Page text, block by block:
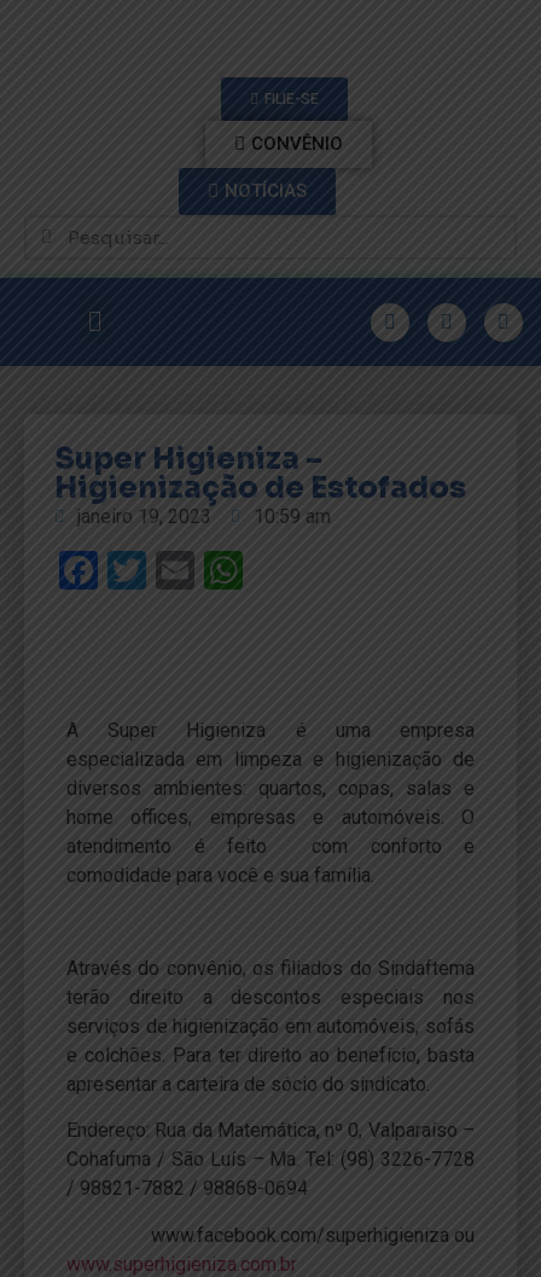
FILIE-SE
CONVÊNIO
NOTÍCIAS
Super Higieniza –
Higienização de Estofados
janeiro 19, 2023 10:59 am
Facebook
Twitter
Email
A Super Higieniza é uma empresa
especializada em limpeza e higienização de
diversos ambientes: quartos, copas, salas e
home offices, empresas e automóveis. O
atendimento é feito com conforto e
comodidade para você e sua família.
Através do convênio, os filiados do Sindaftema
terão direito a descontos especiais nos
serviços de higienização em automóveis, sofás
e colchões. Para ter direito ao benefício, basta
apresentar a carteira de sócio do sindicato.
Endereço: Rua da Matemática, nº 0, Valparaíso –
Cohafuma / São Luís – Ma. Tel: (98) 3226-7728
/ 98821-7882 / 98868-0694
www.facebook.com/superhigieniza ou
www.superhigieniza.com.br